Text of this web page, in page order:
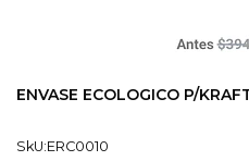
ENVASE ECOLOGICO P/
SkU:ERC0010